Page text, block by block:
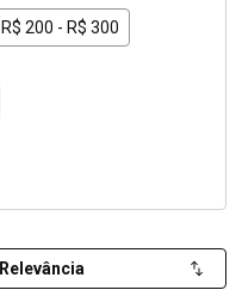
R$ 200 - R$ 300
Relevância